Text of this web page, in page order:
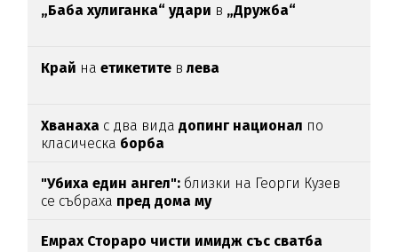
„Баба хулиганка“ удари в „Дружба“
Край наетикетите влева
Хванаха с два видадопинг национал по
класическа борба
"Убиха един ангел": близки на Георги Кузев
се събраха пред дома му
Емрах Стораро чисти имидж със сватба